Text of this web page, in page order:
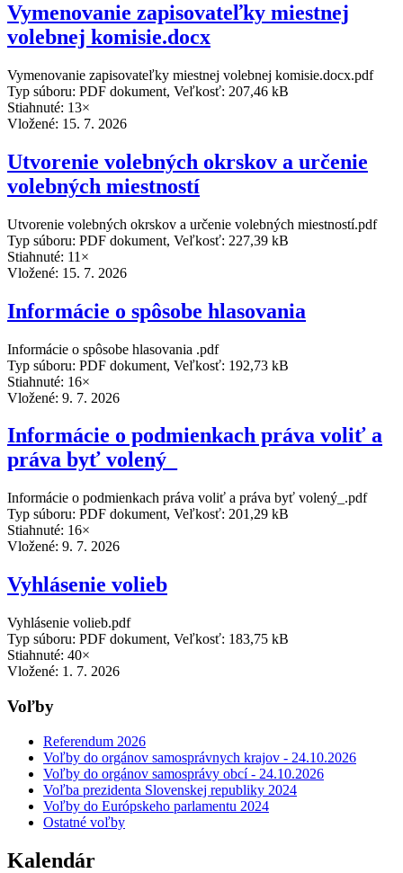
Vymenovanie zapisovateľky miestnej
volebnej komisie.docx
Vymenovanie zapisovateľky miestnej volebnej komisie.docx.pdf
Typ súboru: PDF dokument, Veľkosť: 207,46 kB
Stiahnuté: 13×
Vložené: 15. 7. 2026
Utvorenie volebných okrskov a určenie
volebných miestností
Utvorenie volebných okrskov a určenie volebných miestností.pdf
Typ súboru: PDF dokument, Veľkosť: 227,39 kB
Stiahnuté: 11×
Vložené: 15. 7. 2026
Informácie o spôsobe hlasovania
Informácie o spôsobe hlasovania .pdf
Typ súboru: PDF dokument, Veľkosť: 192,73 kB
Stiahnuté: 16×
Vložené: 9. 7. 2026
Informácie o podmienkach práva voliť a
práva byť volený_
Informácie o podmienkach práva voliť a práva byť volený_.pdf
Typ súboru: PDF dokument, Veľkosť: 201,29 kB
Stiahnuté: 16×
Vložené: 9. 7. 2026
Vyhlásenie volieb
Vyhlásenie volieb.pdf
Typ súboru: PDF dokument, Veľkosť: 183,75 kB
Stiahnuté: 40×
Vložené: 1. 7. 2026
Voľby
Referendum 2026
Voľby do orgánov samosprávnych krajov - 24.10.2026
Voľby do orgánov samosprávy obcí - 24.10.2026
Voľba prezidenta Slovenskej republiky 2024
Voľby do Európskeho parlamentu 2024
Ostatné voľby
Kalendár